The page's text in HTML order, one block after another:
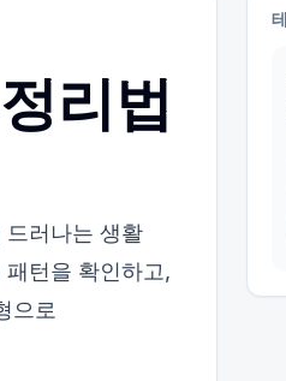
리법
러나는 생활
턴을 확인하고,
으로